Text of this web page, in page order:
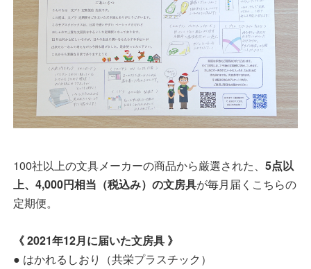
100社以上の文具メーカーの商品から厳選された、 5点以
上、4,000円相当（税込み）の文房具が毎月届くこちらの
定期便。
《 2021年12月に届いた文房具 》
● はかれるしおり（共栄プラスチック）